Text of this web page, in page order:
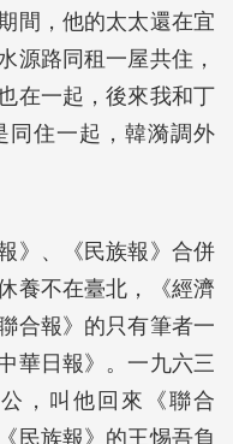
間，他的太太還在宜
源路同租一屋共住，
在一起，後來我和丁
同住一起，韓漪調外
》、《民族報》合併
養不在臺北，《經濟
合報》的只有筆者一
華日報》。一九六三
，叫他回來《聯合
民族報》的王惕吾負